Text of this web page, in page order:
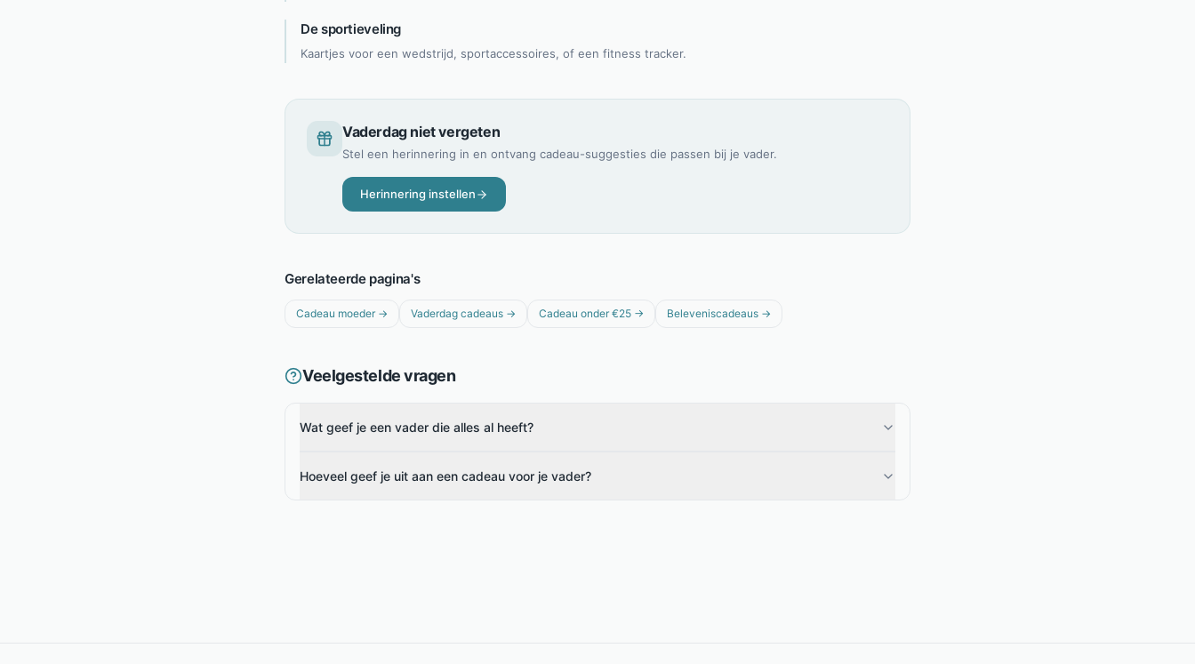
De sportieveling
Kaartjes voor een wedstrijd, sportaccessoires, of een fitness tracker.
Vaderdag niet vergeten
Stel een herinnering in en ontvang cadeau-suggesties die passen bij je vader.
Herinnering instellen
Gerelateerde pagina's
Cadeau moeder→ Vaderdag cadeaus → Cadeau onder €25 → Beleveniscadeaus →
Veelgestelde vragen
Wat geef je een vader die alles al heeft?
Hoeveel geef je uit aan een cadeau voor je vader?